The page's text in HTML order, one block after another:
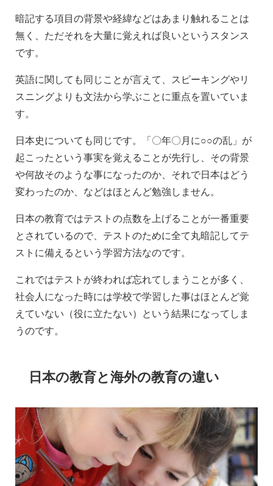
暗記する項目の背景や経緯などはあまり触れることは
無く、ただそれを大量に覚えれば良いというスタンス
です。
英語に関しても同じことが言えて、スピーキングやリ
スニングよりも文法から学ぶことに重点を置いていま
す。
日本史についても同じです。「〇年〇月に○○の乱」が
起こったという事実を覚えることが先行し、その背景
や何故そのような事になったのか、それで日本はどう
変わったのか、などはほとんど勉強しません。
日本の教育ではテストの点数を上げることが一番重要
とされているので、テストのために全て丸暗記してテ
ストに備えるという学習方法なのです。
これではテストが終われば忘れてしまうことが多く、
社会人になった時には学校で学習した事はほとんど覚
えていない（役に立たない）という結果になってしま
うのです。
日本の教育と海外の教育の違い